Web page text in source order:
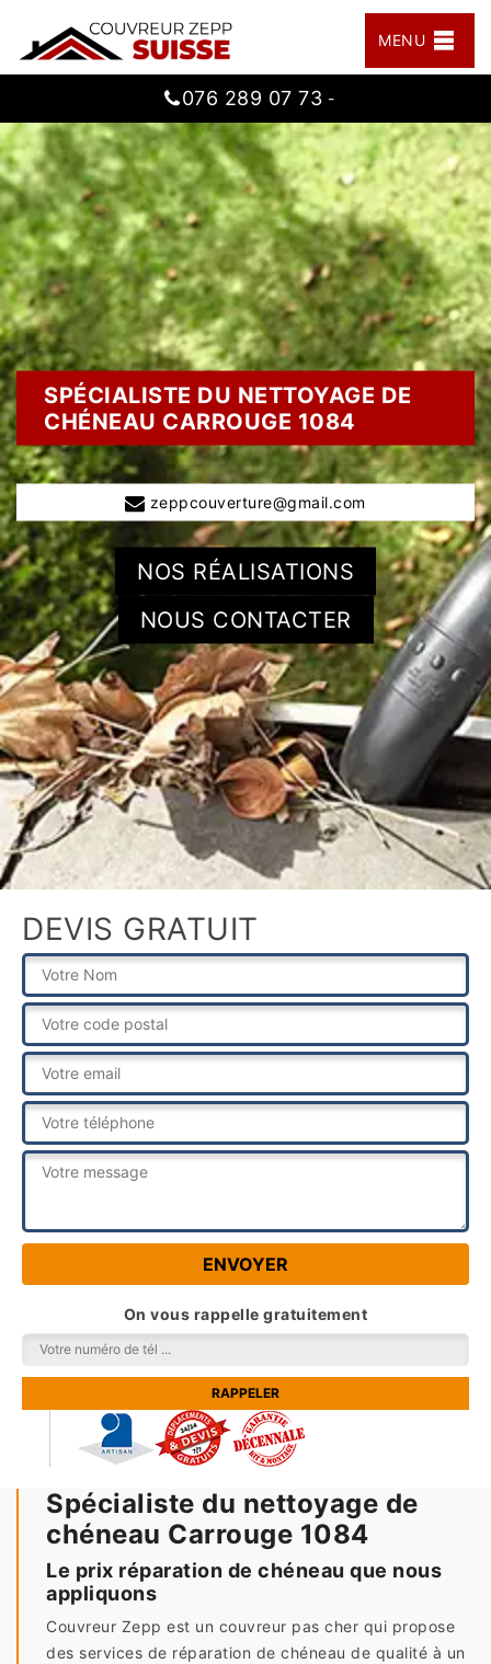
MENU
076 289 07 73 -
SPÉCIALISTE DU NETTOYAGE DE
CHÉNEAU CARROUGE 1084
zeppcouverture@gmail.com
NOS RÉALISATIONS
NOUS CONTACTER
DEVIS GRATUIT
On vous rappelle gratuitement
Spécialiste du nettoyage de
chéneau Carrouge 1084
Le prix réparation de chéneau que nous
appliquons
Couvreur Zepp est un couvreur pas cher qui propose
des services de réparation de chéneau de qualité à un